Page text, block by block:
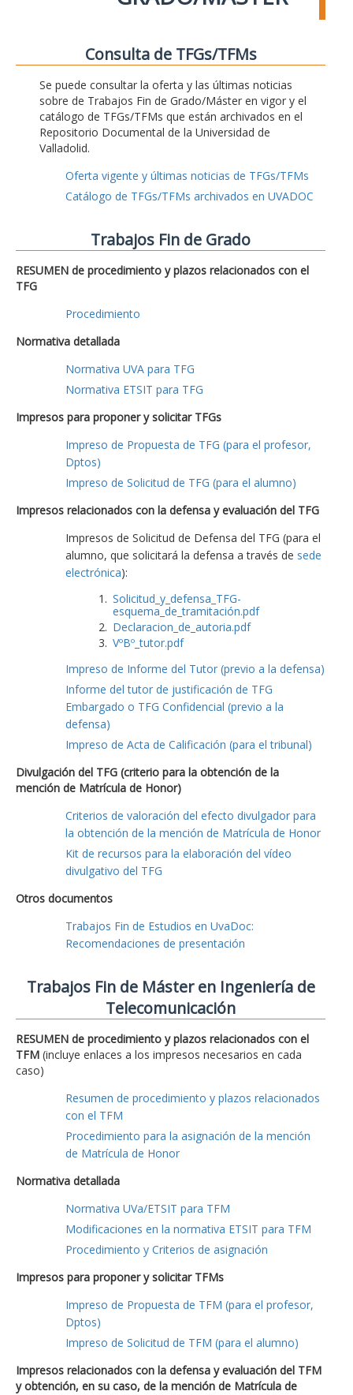
Consulta de TFGs/TFMs
Se puede consultar la oferta y las últimas noticias
sobre de Trabajos Fin de Grado/Máster en vigor y el
catálogo de TFGs/TFMs que están archivados en el
Repositorio Documental de la Universidad de
Valladolid.
Oferta vigente y últimas noticias de TFGs/TFMs
Catálogo de TFGs/TFMs archivados en UVADOC
Trabajos Fin de Grado
RESUMEN de procedimiento y plazos relacionados con el
TFG
Procedimiento
Normativa detallada
Normativa UVA para TFG
Normativa ETSIT para TFG
Impresos para proponer y solicitar TFGs
Impreso de Propuesta de TFG (para el profesor,
Dptos)
Impreso de Solicitud de TFG (para el alumno)
Impresos relacionados con la defensa y evaluación del TFG
Impresos de Solicitud de Defensa del TFG (para el
alumno, que solicitará la defensa a través de sede
electrónica):
Solicitud_y_defensa_TFG-
esquema_de_tramitación.pdf
Declaracion_de_autoria.pdf
VºBº_tutor.pdf
Impreso de Informe del Tutor (previo a la defensa)
Informe del tutor de justificación de TFG
Embargado o TFG Confidencial (previo a la
defensa)
Impreso de Acta de Calificación (para el tribunal)
Divulgación del TFG (criterio para la obtención de la
mención de Matrícula de Honor)
Criterios de valoración del efecto divulgador para
la obtención de la mención de Matrícula de Honor
Kit de recursos para la elaboración del vídeo
divulgativo del TFG
Otros documentos
Trabajos Fin de Estudios en UvaDoc:
Recomendaciones de presentación
Trabajos Fin de Máster en Ingeniería de
Telecomunicación
RESUMEN de procedimiento y plazos relacionados con el
TFM (incluye enlaces a los impresos necesarios en cada
caso)
Resumen de procedimiento y plazos relacionados
con el TFM
Procedimiento para la asignación de la mención
de Matrícula de Honor
Normativa detallada
Normativa UVa/ETSIT para TFM
Modificaciones en la normativa ETSIT para TFM
Procedimiento y Criterios de asignación
Impresos para proponer y solicitar TFMs
Impreso de Propuesta de TFM (para el profesor,
Dptos)
Impreso de Solicitud de TFM (para el alumno)
Impresos relacionados con la defensa y evaluación del TFM
y obtención, en su caso, de la mención de Matrícula de